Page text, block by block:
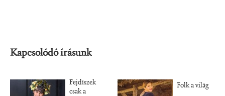
Kapcsolódó írásunk
Fejdíszek
csak a
Folk a világ